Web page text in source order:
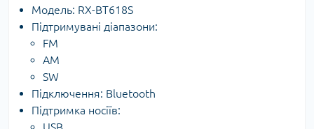
Модель: RX-BT618S
Підтримувані діапазони:
FM
AM
SW
Підключення: Bluetooth
Підтримка носіїв: